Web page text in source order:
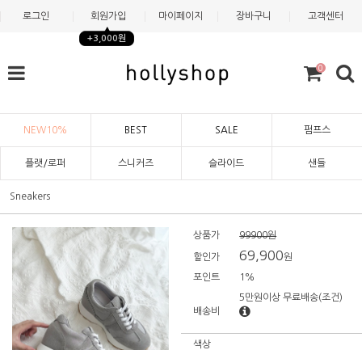
로그인 회원가입
+3,000원
마이페이지 장바구니 고객센터
0
NEW10% BEST SALE 펌프스
플랫/로퍼 스니커즈 슬라이드 샌들
Sneakers
상품가 99900원
할인가 69,900원
포인트 1%
배송비
5만원이상 무료배송(조건)
색상